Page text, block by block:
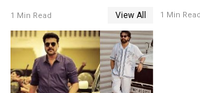
ഭൂപേഷ് ഭാഗല്‍ തന്നെ
1 Min Read View All 1 Min Read